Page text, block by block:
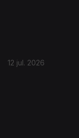
12 jul. 2026